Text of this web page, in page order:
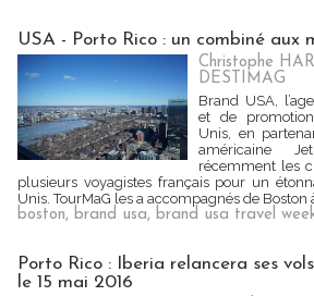
USA - Porto Rico : un combiné aux
Christophe
DESTIMAG
Brand USA,
et de
Unis, en
américaine
récemment les
plusieurs voyagistes français pour un
Unis. TourMaG les a accompagnés de Boston
boston, brand usa, brand usa travel
Porto Rico : Iberia relancera ses
le 15 mai 2016